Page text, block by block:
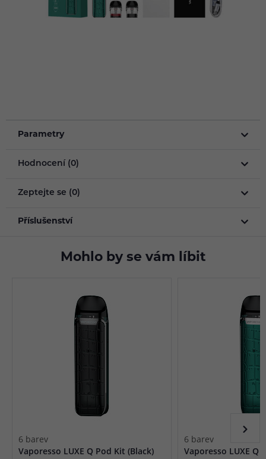
Parametry
Hodnocení (0)
Zeptejte se (0)
Příslušenství
Mohlo by se vám líbit
6 barev
Vaporesso LUXE Q Pod Kit (Black)
6 barev
Vaporesso LUXE Q